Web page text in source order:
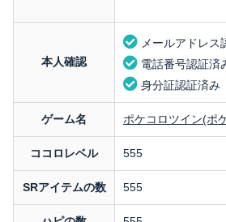
本人確認
メールアドレス
電話番号認証済
身分証認証済み
ゲーム名 ポケコロツイン(ポ
ココロレベル 555
SRアイテムの数 555